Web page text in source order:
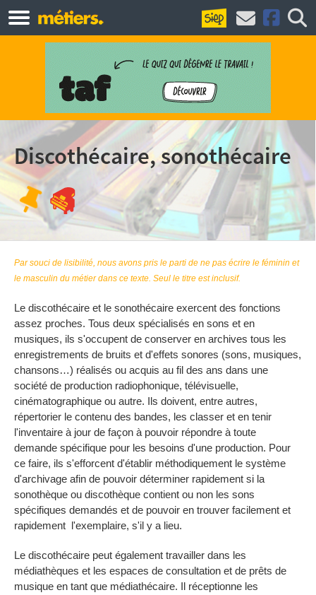
Discothécaire, sonothécaire
Par souci de lisibilité, nous avons pris le parti de ne pas écrire le féminin et
le masculin du métier dans ce texte. Seul le titre est inclusif.
Le discothécaire et le sonothécaire exercent des fonctions
assez proches. Tous deux spécialisés en sons et en
musiques, ils s'occupent de conserver en archives tous les
enregistrements de bruits et d'effets sonores (sons, musiques,
chansons…) réalisés ou acquis au fil des ans dans une
société de production radiophonique, télévisuelle,
cinématographique ou autre. Ils doivent, entre autres,
répertorier le contenu des bandes, les classer et en tenir
l'inventaire à jour de façon à pouvoir répondre à toute
demande spécifique pour les besoins d'une production. Pour
ce faire, ils s'efforcent d'établir méthodiquement le système
d'archivage afin de pouvoir déterminer rapidement si la
sonothèque ou discothèque contient ou non les sons
spécifiques demandés et de pouvoir en trouver facilement et
rapidement l'exemplaire, s'il y a lieu.
Le discothécaire peut également travailler dans les
médiathèques et les espaces de consultation et de prêts de
musique en tant que médiathécaire. Il réceptionne les